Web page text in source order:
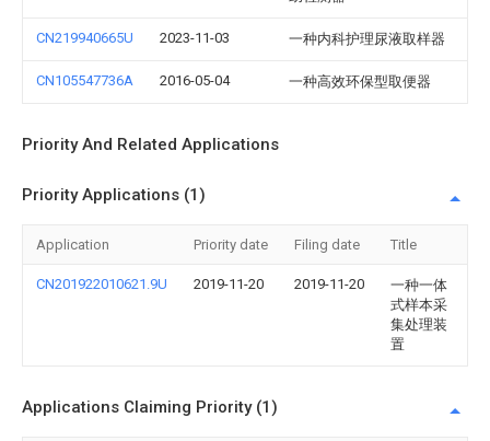
CN219940665U 2023-11-03 一种内科护理尿液取样器
CN105547736A 2016-05-04 一种高效环保型取便器
Priority And Related Applications
Priority Applications (1)
Application Priority date Filing date Title
CN201922010621.9U 2019-11-20 2019-11-20
一种一体
式样本采
集处理装
置
Applications Claiming Priority (1)